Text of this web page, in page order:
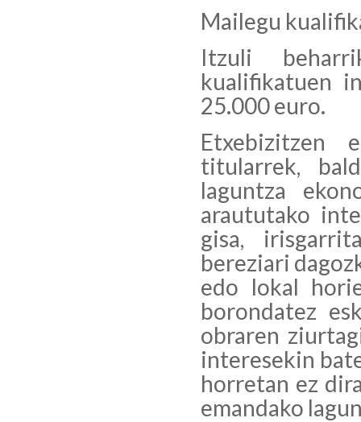
Mailegu
Itzuli
kualifikatuen
25.000 euro.
Etxebizitzen
titularrek,
laguntza
araututako
gisa,
bereziari
edo lokal
borondatez
obraren
interesekin
horretan ez
emandako